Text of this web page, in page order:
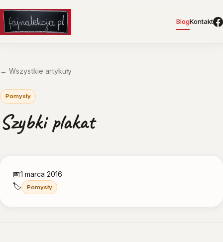
BlogKontakt
← Wszystkie artykuły
Pomysły
Szybki plakat
📅1 marca 2016
🏷️ Pomysły